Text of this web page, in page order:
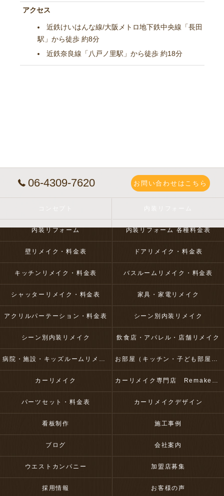
アクセス
近鉄けいはんな線/大阪メトロ地下鉄中央線「長田
駅」から徒歩 約8分
近鉄奈良線「八戸ノ里駅」から徒歩 約18分
06-4309-7620 お問い合わせはこちら
内装リフォーム 内装リフォーム 各種料金表
壁リメイク・料金表 ドアリメイク・料金表
キッチンリメイク・料金表 バスルームリメイク・料金表
シャッターリメイク・料金表 家具・家電リメイク
アクリルパーテーション・料金表 シーン別内装リメイク
シーン別内装リメイク 飲食店・アパレル・店舗リメイク
病院・施設・キッズルームリメイク お部屋（キッチン・子ども部屋・壁など）リメイク
カーリメイク カーリメイク専門店 RemakeUp
パーツセット・料金表 カーリメイクデザイン
看板制作 施工事例
ブログ 会社案内
ウエストカンパニー 加盟店募集
採用情報 お客様の声